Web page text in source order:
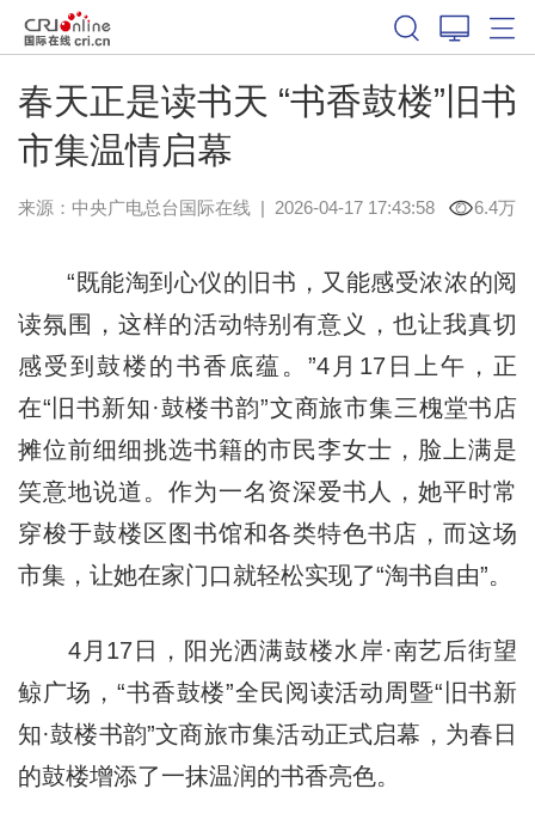
春天正是读书天 “书香鼓楼”旧书
市集温情启幕
来源：中央广电总台国际在线| 2026-04-17 17:43:58 6.4万
“既能淘到心仪的旧书，又能感受浓浓的阅
读氛围，这样的活动特别有意义，也让我真切
感受到鼓楼的书香底蕴。”4月17日上午，正
在“旧书新知·鼓楼书韵”文商旅市集三槐堂书店
摊位前细细挑选书籍的市民李女士，脸上满是
笑意地说道。作为一名资深爱书人，她平时常
穿梭于鼓楼区图书馆和各类特色书店，而这场
市集，让她在家门口就轻松实现了“淘书自由”。
4月17日，阳光洒满鼓楼水岸·南艺后街望
鲸广场，“书香鼓楼”全民阅读活动周暨“旧书新
知·鼓楼书韵”文商旅市集活动正式启幕，为春日
的鼓楼增添了一抹温润的书香亮色。